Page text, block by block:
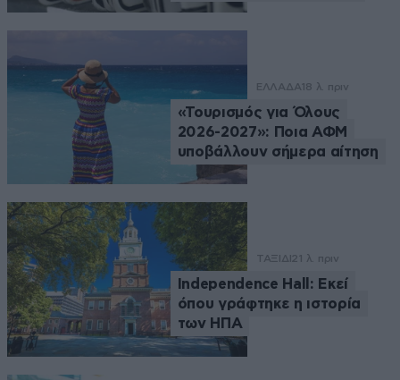
ΕΛΛΑΔΑ 18 λ. πριν
«Τουρισμός για Όλους
2026-2027»: Ποια ΑΦΜ
υποβάλλουν σήμερα αίτηση
ΤΑΞΙΔΙ21 λ. πριν
Independence Hall: Εκεί
όπου γράφτηκε η ιστορία
των ΗΠΑ